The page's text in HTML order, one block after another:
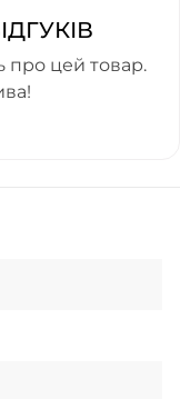
про цей товар.